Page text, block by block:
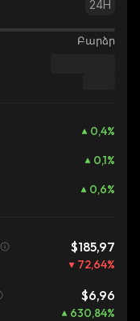
24H
Բարձր
0,4%
0,1%
0,6%
$185,97
72,64%
$6,96
630,84%